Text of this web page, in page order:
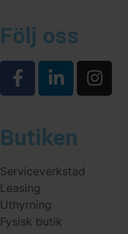
Följ oss
Butiken
Serviceverkstad
Leasing
Uthyrning
Fysisk butik